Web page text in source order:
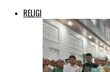
RELIGI